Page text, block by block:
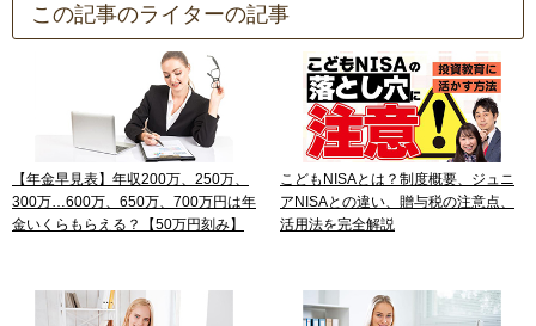
この記事のライターの記事
【年金早見表】年収200万、250万、
300万…600万、650万、700万円は年
金いくらもらえる？【50万円刻み】
こどもNISAとは？制度概要、ジュニ
アNISAとの違い、贈与税の注意点、
活用法を完全解説